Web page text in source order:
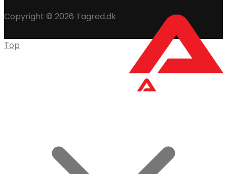
Copyright © 2026 Tagred.dk
Top